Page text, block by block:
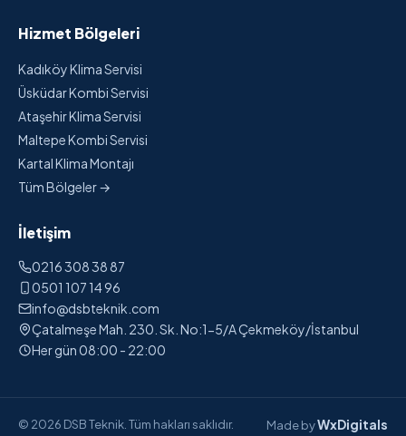
Hizmet Bölgeleri
Kadıköy Klima Servisi
Üsküdar Kombi Servisi
Ataşehir Klima Servisi
Maltepe Kombi Servisi
Kartal Klima Montajı
Tüm Bölgeler →
İletişim
0216 308 38 87
0501 107 14 96
info@dsbteknik.com
Çatalmeşe Mah. 230. Sk. No:1-5/A Çekmeköy/İstanbul
Her gün 08:00 - 22:00
© 2026 DSB Teknik. Tüm hakları saklıdır. Made byWxDigitals